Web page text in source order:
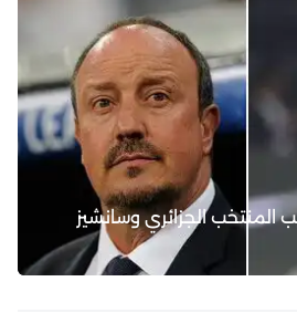
المنتخب الجزائري وسانشيز